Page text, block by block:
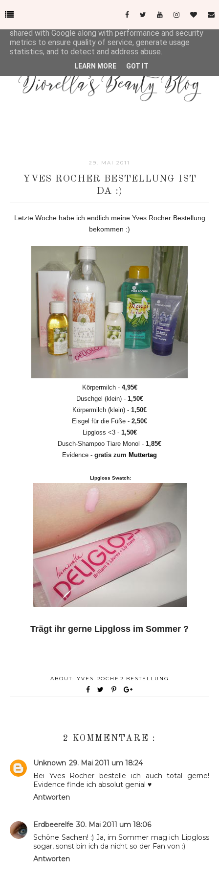
29. MAI 2011
YVES ROCHER BESTELLUNG IST
DA :)
Letzte Woche habe ich endlich meine Yves Rocher Bestellung
bekommen :)
Körpermilch -4,95€
Duschgel (klein) -1,50€
Körpermilch (klein) - 1,50€
Eisgel für die Füße - 2,50€
Lipgloss <3 -1,50€
Dusch-Shampoo Tiare Monol - 1,85€
Evidence - gratis zum Muttertag
Lipgloss Swatch:
Trägt ihr gerne Lipgloss im Sommer ?
ABOUT: YVES ROCHER BESTELLUNG
2 KOMMENTARE :
Unknown 29. Mai 2011 um 18:24
Bei Yves Rocher bestelle ich auch total gerne!
Evidence finde ich absolut genial ♥
Antworten
Erdbeerelfe 30. Mai 2011 um 18:06
Schöne Sachen! :) Ja, im Sommer mag ich Lipgloss
sogar, sonst bin ich da nicht so der Fan von :)
Antworten
This site uses cookies from Google to deliver its services
shared with Google along with performance and security
metrics to ensure quality of service, generate usage
statistics, and to detect and address abuse.
LEARN MORE GOT IT